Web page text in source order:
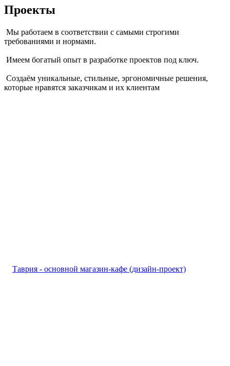
Проекты
Мы работаем в соответствии с самыми строгими
требованиями и нормами.
Имеем богатый опыт в разработке проектов под ключ.
Создаём уникальные, стильные, эргономичные решения,
которые нравятся заказчикам и их клиентам
Таврия - основной магазин-кафе (дизайн-проект)